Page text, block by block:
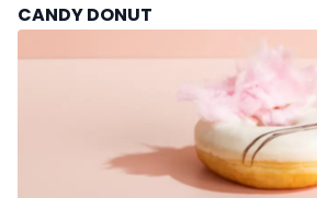
CANDY DONUT